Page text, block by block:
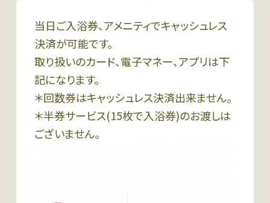
当日ご入浴券、アメニティでキャッシュレス
決済が可能です。
取り扱いのカード、電子マネー、アプリは下
記になります。
＊回数券はキャッシュレス決済出来ません。
＊半券サービス(15枚で入浴券)のお渡しは
ございません。